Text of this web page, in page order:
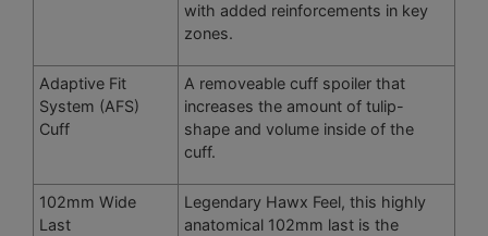
with added reinforcements in key
zones.
Adaptive Fit
System (AFS)
Cuff
A removeable cuff spoiler that
increases the amount of tulip-
shape and volume inside of the
cuff.
102mm Wide
Last
Legendary Hawx Feel, this highly
anatomical 102mm last is the